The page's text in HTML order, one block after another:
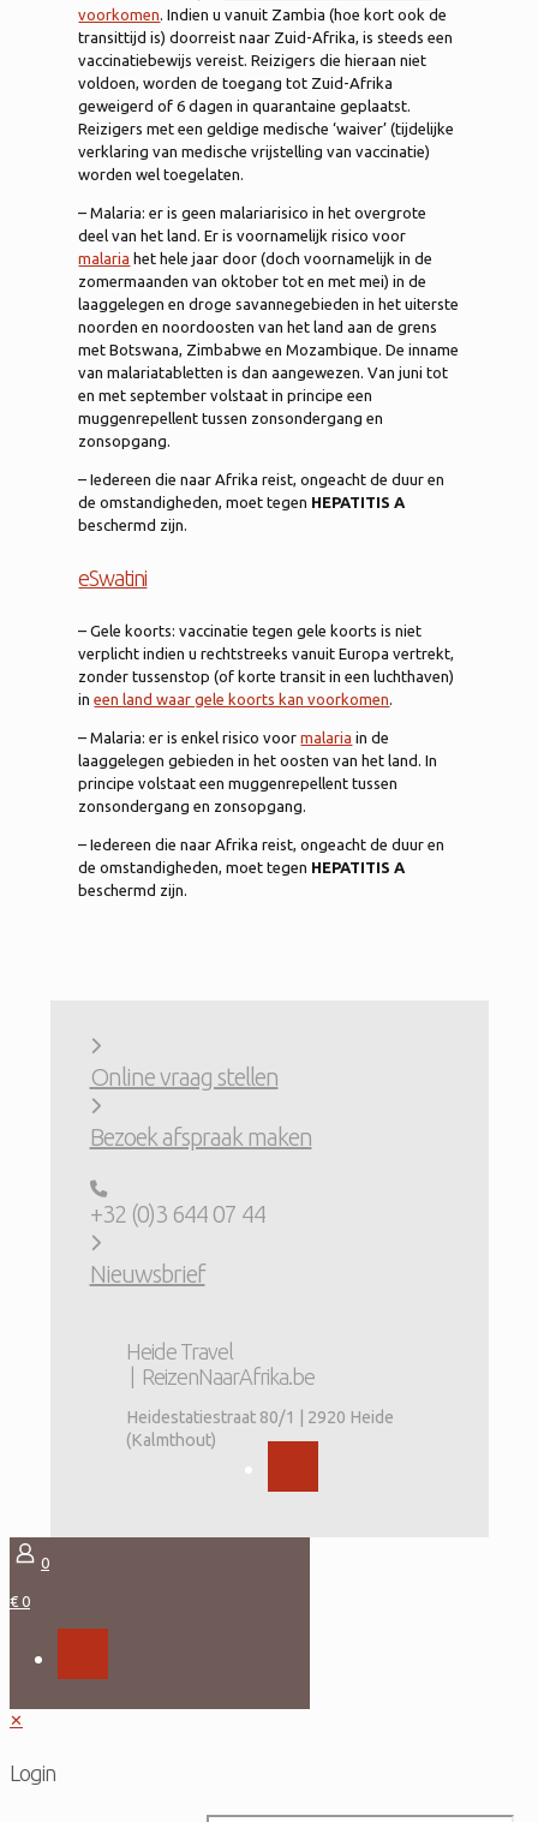
voorkomen. Indien u vanuit Zambia (hoe kort ook de
transittijd is) doorreist naar Zuid-Afrika, is steeds een
vaccinatiebewijs vereist. Reizigers die hieraan niet
voldoen, worden de toegang tot Zuid-Afrika
geweigerd of 6 dagen in quarantaine geplaatst.
Reizigers met een geldige medische ‘waiver’ (tijdelijke
verklaring van medische vrijstelling van vaccinatie)
worden wel toegelaten.
– Malaria: er is geen malariarisico in het overgrote
deel van het land. Er is voornamelijk risico voor
malaria het hele jaar door (doch voornamelijk in de
zomermaanden van oktober tot en met mei) in de
laaggelegen en droge savannegebieden in het uiterste
noorden en noordoosten van het land aan de grens
met Botswana, Zimbabwe en Mozambique. De inname
van malariatabletten is dan aangewezen. Van juni tot
en met september volstaat in principe een
muggenrepellent tussen zonsondergang en
zonsopgang.
– Iedereen die naar Afrika reist, ongeacht de duur en
de omstandigheden, moet tegen HEPATITIS A
beschermd zijn.
eSwatini
– Gele koorts: vaccinatie tegen gele koorts is niet
verplicht indien u rechtstreeks vanuit Europa vertrekt,
zonder tussenstop (of korte transit in een luchthaven)
ineen land waar gele koorts kan voorkomen.
– Malaria: er is enkel risico voormalaria in de
laaggelegen gebieden in het oosten van het land. In
principe volstaat een muggenrepellent tussen
zonsondergang en zonsopgang.
– Iedereen die naar Afrika reist, ongeacht de duur en
de omstandigheden, moet tegen HEPATITIS A
beschermd zijn.
Online vraag stellen
Bezoek afspraak maken
+32 (0)3 644 07 44
Nieuwsbrief
Heide Travel
| ReizenNaarAfrika.be
Heidestatiestraat 80/1 | 2920 Heide
(Kalmthout)
0
€ 0
✕
Login